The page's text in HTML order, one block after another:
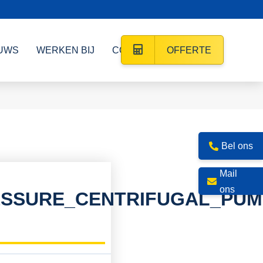
WERKEN BIJ CONTACT OFFERTE
Bel ons
Mail
ons